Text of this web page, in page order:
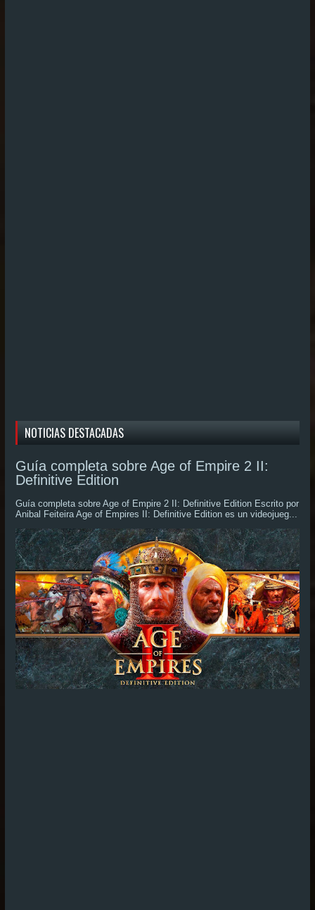
NOTICIAS DESTACADAS
Guía completa sobre Age of Empire 2 II:
Definitive Edition
Guía completa sobre Age of Empire 2 II: Definitive Edition Escrito por
Anibal Feiteira Age of Empires II: Definitive Edition es un videojueg...